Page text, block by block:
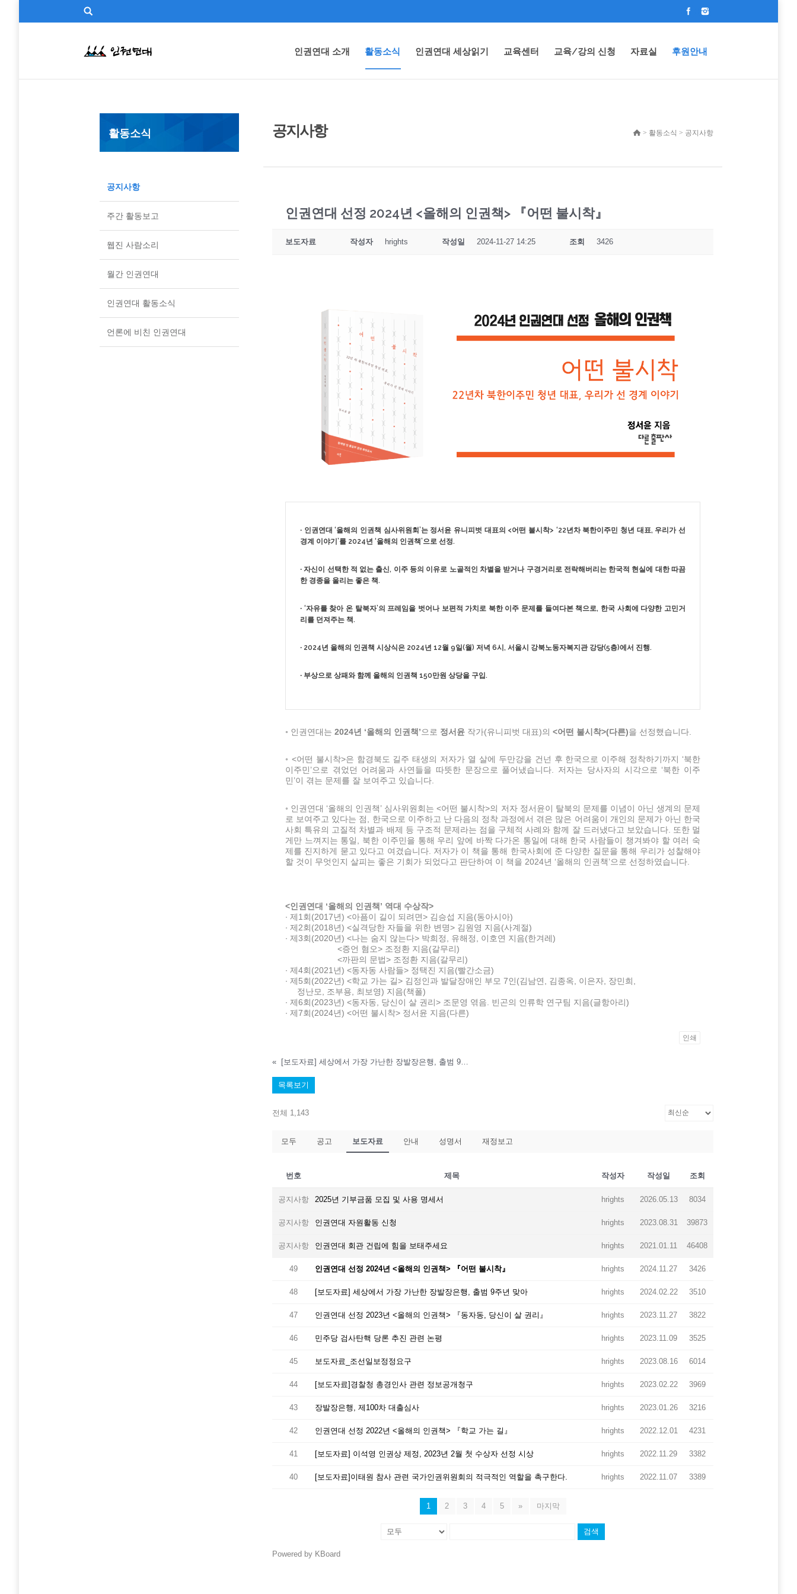
인권연대 소개 활동소식 인권연대 세상읽기 교육센터 교육/강의 신청 자료실 후원안내
활동소식
공지사항
주간 활동보고
웹진 사람소리
월간 인권연대
인권연대 활동소식
언론에 비친 인권연대
공지사항 > 활동소식 > 공지사항
인권연대 선정 2024년 <올해의 인권책> 『어떤 불시착』
보도자료 작성자 hrights 작성일 2024-11-27 14:25 조회 3426
∙ 인권연대 ‘올해의 인권책 심사위원회’는 정서윤 유니피벗 대표의 <어떤 불시착> ‘22년차 북한이주민 청년 대표, 우리가 선
경계 이야기’를 2024년 ‘올해의 인권책’ 으로 선정.
∙ 자신이 선택한 적 없는 출신, 이주 등의 이유로 노골적인 차별을 받거나 구경거리로 전락해버리는 한국적 현실에 대한 따끔
한 경종을 울리는 좋은 책.
∙ ‘자유를 찾아 온 탈북자’의 프레임을 벗어나 보편적 가치로 북한 이주 문제를 들여다본 책으로, 한국 사회에 다양한 고민거
리를 던져주는 책.
∙ 2024년 올해의 인권책 시상식은 2024년 12월 9일(월) 저녁 6시, 서울시 강북노동자복지관 강당(5층)에서 진행.
∙ 부상으로 상패와 함께 올해의 인권책 150만원 상당을 구입.
◦ 인권연대는 2024년 ‘올해의 인권책 ’으로 정서윤 작가(유니피벗 대표)의 <어떤 불시착>(다른)을 선정했습니다.
◦ <어떤 불시착>은 함경북도 길주 태생의 저자가 열 살에 두만강을 건넌 후 한국으로 이주해 정착하기까지 ‘북한
이주민’으로 겪었던 어려움과 사연들을 따뜻한 문장으로 풀어냈습니다. 저자는 당사자의 시각으로 ‘북한 이주
민’이 겪는 문제를 잘 보여주고 있습니다.
◦ 인권연대 ‘올해의 인권책’ 심사위원회는 <어떤 불시착>의 저자 정서윤이 탈북의 문제를 이념이 아닌 생계의 문제
로 보여주고 있다는 점, 한국으로 이주하고 난 다음의 정착 과정에서 겪은 많은 어려움이 개인의 문제가 아닌 한국
사회 특유의 고질적 차별과 배제 등 구조적 문제라는 점을 구체적 사례와 함께 잘 드러냈다고 보았습니다. 또한 멀
게만 느껴지는 통일, 북한 이주민을 통해 우리 앞에 바짝 다가온 통일에 대해 한국 사람들이 챙겨봐야 할 여러 숙
제를 진지하게 묻고 있다고 여겼습니다. 저자가 이 책을 통해 한국사회에 준 다양한 질문을 통해 우리가 성찰해야
할 것이 무엇인지 살피는 좋은 기회가 되었다고 판단하여 이 책을 2024년 ‘올해의 인권책’으로 선정하였습니다.
<인권연대 ‘올해의 인권책’ 역대 수상작>
∙ 제1회(2017년) <아픔이 길이 되려면> 김승섭 지음(동아시아)
∙ 제2회(2018년) <실격당한 자들을 위한 변명> 김원영 지음(사계절)
∙ 제3회(2020년) <나는 숨지 않는다> 박희정, 유해정, 이호연 지음(한겨레)
<증언 혐오> 조정환 지음(갈무리)
<까판의 문법> 조정환 지음(갈무리)
∙ 제4회(2021년) <동자동 사람들> 정택진 지음(빨간소금)
∙ 제5회(2022년) <학교 가는 길> 김정인과 발달장애인 부모 7인(김남연, 김종옥, 이은자, 장민희,
정난모, 조부용, 최보영) 지음(책폴)
∙ 제6회(2023년) <동자동, 당신이 살 권리> 조문영 엮음. 빈곤의 인류학 연구팀 지음(글항아리)
∙ 제7회(2024년) <어떤 불시착> 정서윤 지음(다른)
인쇄
«
목록보기
전체 1,143
모두 공고 보도자료 안내 성명서 재정보고
번호 제목 작성자 작성일 조회
공지사항 2025년 기부금품 모집 및 사용 명세서 hrights 2026.05.13 8034
공지사항 인권연대 자원활동 신청 hrights 2023.08.31 39873
공지사항 인권연대 회관 건립에 힘을 보태주세요 hrights 2021.01.11 46408
49 인권연대 선정 2024년 <올해의 인권책> 『어떤 불시착』 hrights 2024.11.27 3426
48 [보도자료] 세상에서 가장 가난한 장발장은행, 출범 9주년 맞아 hrights 2024.02.22 3510
47 인권연대 선정 2023년 <올해의 인권책> 『동자동, 당신이 살 권리』 hrights 2023.11.27 3822
46 민주당 검사탄핵 당론 추진 관련 논평 hrights 2023.11.09 3525
45 보도자료_조선일보정정요구 hrights 2023.08.16 6014
44 [보도자료]경찰청 총경인사 관련 정보공개청구 hrights 2023.02.22 3969
43 장발장은행, 제100차 대출심사 hrights 2023.01.26 3216
42 인권연대 선정 2022년 <올해의 인권책> 『학교 가는 길』 hrights 2022.12.01 4231
41 [보도자료] 이석영 인권상 제정, 2023년 2월 첫 수상자 선정 시상 hrights 2022.11.29 3382
40 [보도자료]이태원 참사 관련 국가인권위원회의 적극적인 역할을 촉구한다. hrights 2022.11.07 3389
1 2 3 4 5 » 마지막
검색
Powered by KBoard